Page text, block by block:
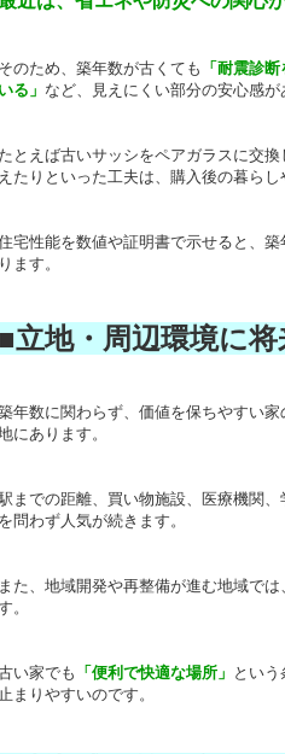
そのため、築年数が古くても 「耐震診
いる」 など、見えにくい部分の安心感が
たとえば古いサッシをペアガラスに交
えたりといった工夫は、購入後の暮らし
宅性能を数値や証明書で示せると、
ります。
■立地・周辺環境に
年数に関わらず、価値を保ちやすい家
にあります。
までの距離、買い物施設、医療機関
を問わず人気が続きます。
また、地域開発や再整備が進む地域では
。
い家でも 「便利で快適な場所」 とい
まりやすいのです。